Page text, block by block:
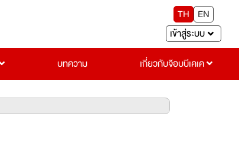
TH
EN
เข้าสู่ระบบ
บทความ เกี่ยวกับจ๊อบบีเคเค